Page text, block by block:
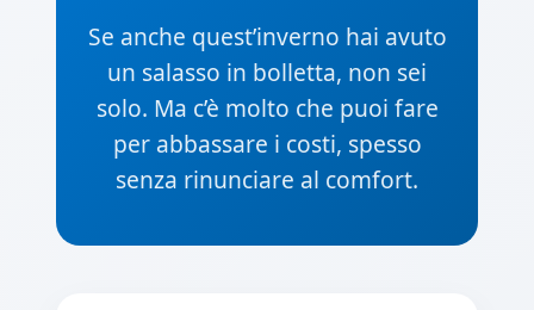
Se anche quest’inverno hai avuto
un salasso in bolletta, non sei
solo. Ma c’è molto che puoi fare
per abbassare i costi, spesso
senza rinunciare al comfort.